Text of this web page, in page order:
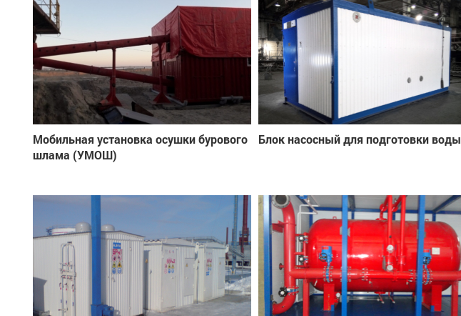
Мобильная установка осушки бурового
шлама (УМОШ)
Блок насосный для подготовки воды